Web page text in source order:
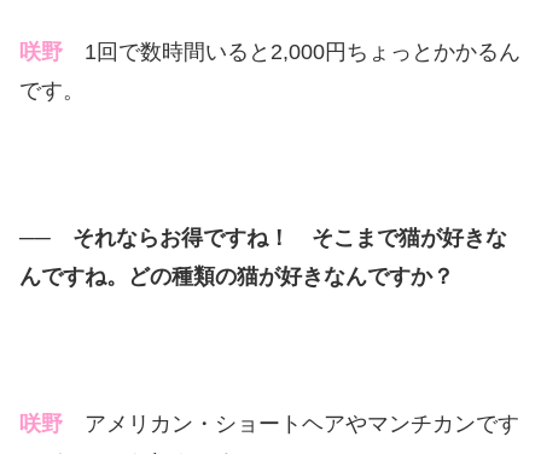
咲野 1回で数時間いると2,000円ちょっとかかるん
です。
── それならお得ですね！ そこまで猫が好きな
んですね。どの種類の猫が好きなんですか？
咲野 アメリカン・ショートヘアやマンチカンです